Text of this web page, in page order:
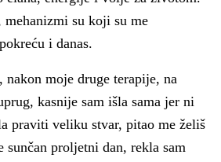
su koji su me
i danas.
nakon moje druge terapije, na
kasnije sam išla sama jer ni
praviti veliku stvar, pitao me želiš
proljetni dan, rekla sam